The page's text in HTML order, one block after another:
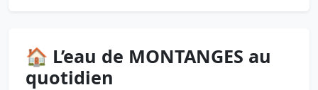
🏠 L’eau de MONTANGES au
quotidien